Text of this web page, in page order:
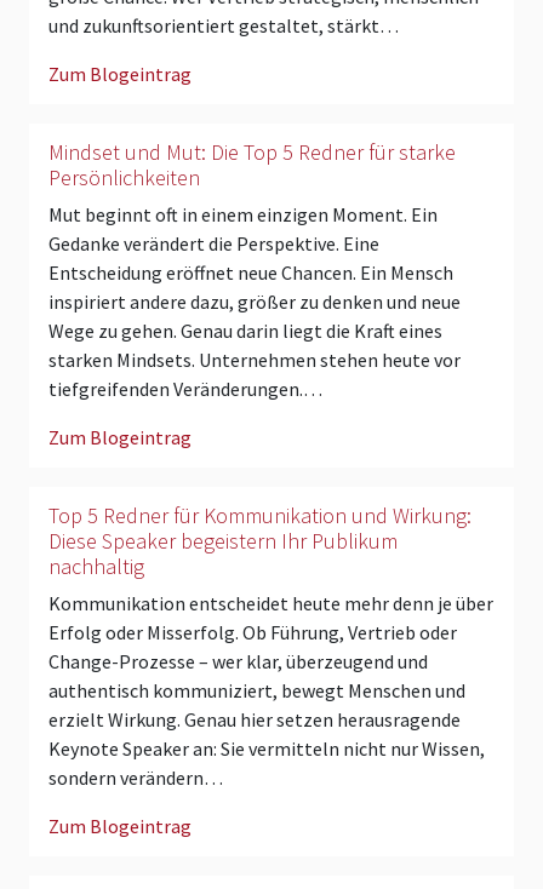
und zukunftsorientiert gestaltet, stärkt…
Zum Blogeintrag
Mindset und Mut: Die Top 5 Redner für starke
Persönlichkeiten
Mut beginnt oft in einem einzigen Moment. Ein
Gedanke verändert die Perspektive. Eine
Entscheidung eröffnet neue Chancen. Ein Mensch
inspiriert andere dazu, größer zu denken und neue
Wege zu gehen. Genau darin liegt die Kraft eines
starken Mindsets. Unternehmen stehen heute vor
tiefgreifenden Veränderungen.…
Zum Blogeintrag
Top 5 Redner für Kommunikation und Wirkung:
Diese Speaker begeistern Ihr Publikum
nachhaltig
Kommunikation entscheidet heute mehr denn je über
Erfolg oder Misserfolg. Ob Führung, Vertrieb oder
Change-Prozesse – wer klar, überzeugend und
authentisch kommuniziert, bewegt Menschen und
erzielt Wirkung. Genau hier setzen herausragende
Keynote Speaker an: Sie vermitteln nicht nur Wissen,
sondern verändern…
Zum Blogeintrag